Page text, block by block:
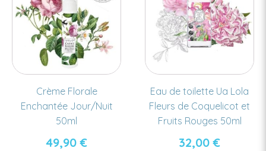
Crème Florale
Enchantée Jour/Nuit
50ml
49,90€
Eau de toilette Ua Lola
Fleurs de Coquelicot et
Fruits Rouges 50ml
32,00€